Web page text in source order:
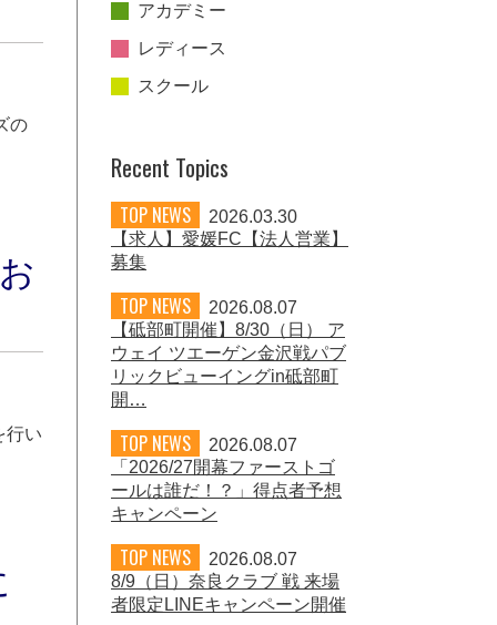
の
行い
アカデミー
レディース
スクール
Recent Topics
TOP NEWS
2026.03.30
【求人】愛媛FC【法人営業】
募集
TOP NEWS
2026.08.07
【砥部町開催】8/30（日） ア
ウェイ ツエーゲン金沢戦パブ
リックビューイングin砥部町
開…
TOP NEWS
2026.08.07
「2026/27開幕ファーストゴ
ールは誰だ！？」得点者予想
キャンペーン
TOP NEWS
2026.08.07
8/9（日）奈良クラブ 戦 来場
者限定LINEキャンペーン開催